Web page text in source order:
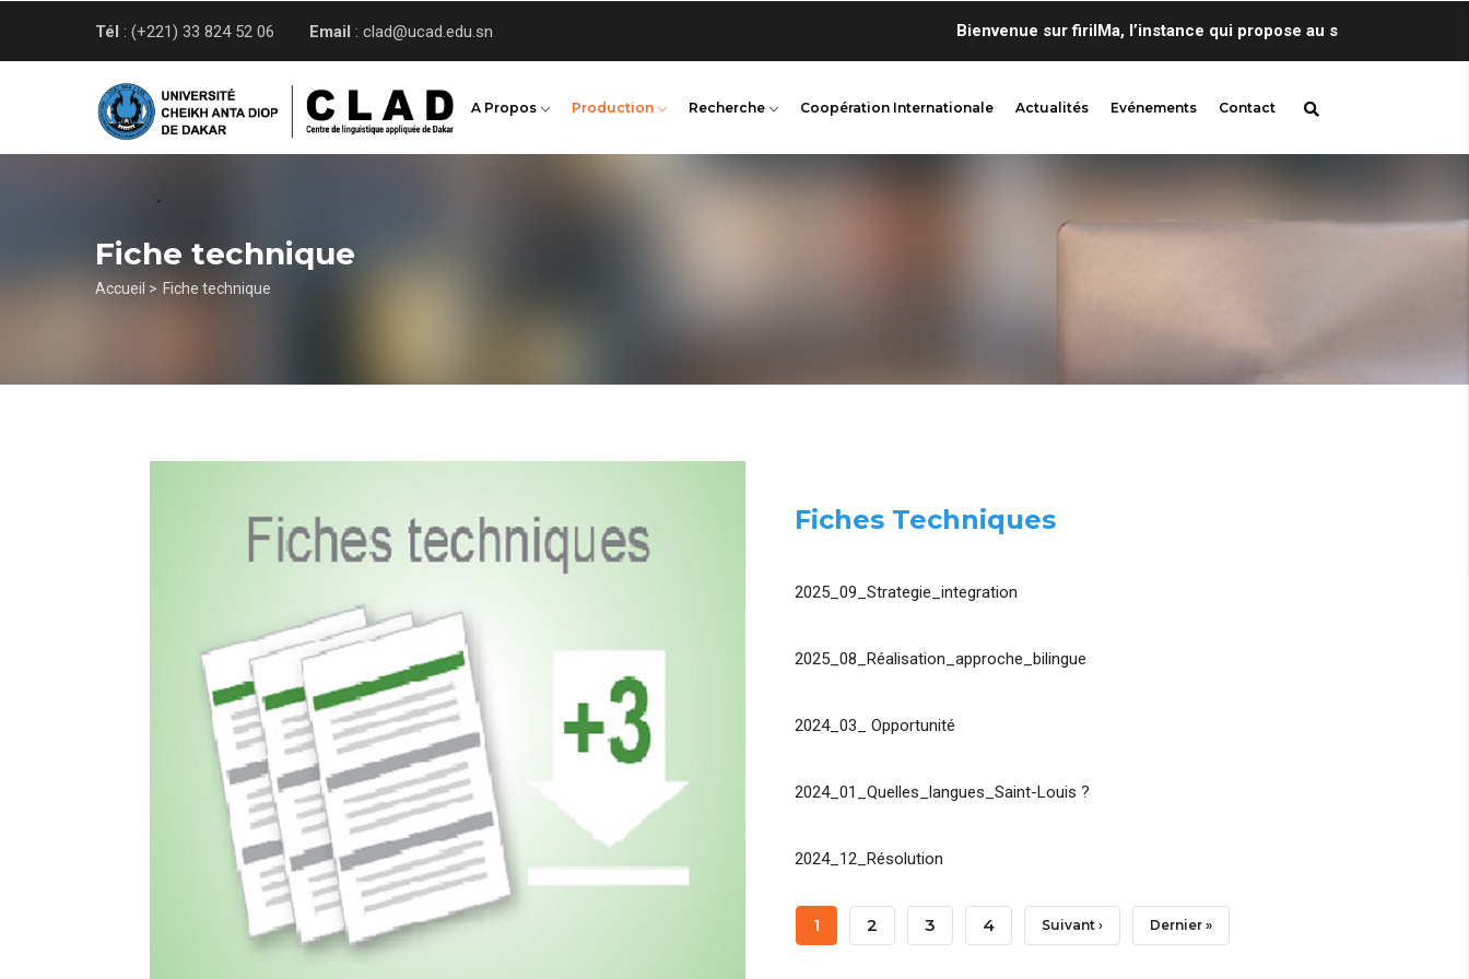
Tél : (+221) 33 824 52 06 Email : clad@ucad.edu.sn Bienvenue sur firilMa, l’instance qui propose au sein de Centre de
A Propos Production Recherche Coopération Internationale Actualités Evénements Contact
Fiche technique
Fil
Accueil > Fiche technique
Fiches Techniques
2025_09_Strategie_integration
2025_08_Réalisation_approche_bilingue
2024_03_ Opportunité
2024_01_Quelles_langues_Saint-Louis ?
2024_12_Résolution
Pagination
Page
1 Page
2 Page
3 Page
4 Page
Suivant › Dernière
Dernier »